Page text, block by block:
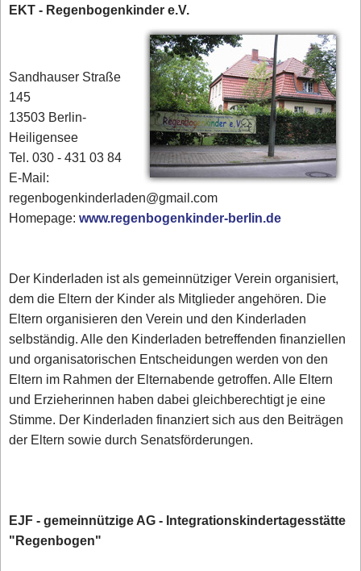
EKT - Regenbogenkinder e.V.
Sandhauser Straße
145
13503 Berlin-
Heiligensee
Tel. 030 - 431 03 84‎
E-Mail:
regenbogenkinderladen@gmail.com
Homepage:www.regenbogenkinder-berlin.de
Der Kinderladen ist als gemeinnütziger Verein organisiert,
dem die Eltern der Kinder als Mitglieder angehören. Die
Eltern organisieren den Verein und den Kinderladen
selbständig. Alle den Kinderladen betreffenden finanziellen
und organisatorischen Entscheidungen werden von den
Eltern im Rahmen der Elternabende getroffen. Alle Eltern
und Erzieherinnen haben dabei gleichberechtigt je eine
Stimme. Der Kinderladen finanziert sich aus den Beiträgen
der Eltern sowie durch Senatsförderungen.
EJF - gemeinnützige AG - Integrationskindertagesstätte
"Regenbogen"